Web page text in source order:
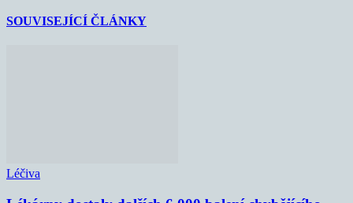
SOUVISEJÍCÍ ČLÁNKY
Léčiva